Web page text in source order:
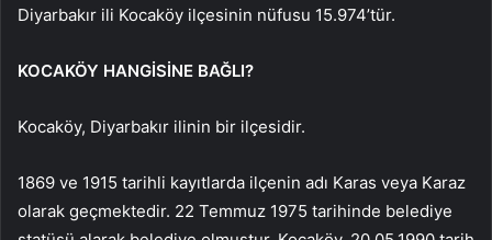
Diyarbakır ili Kocaköy ilçesinin nüfusu 15.974’tür.
KOCAKÖY HANGİSİNE BAĞLI?
Kocaköy, Diyarbakır ilinin bir ilçesidir.
1869 ve 1915 tarihli kayıtlarda ilçenin adı Karas veya Karaz
olarak geçmektedir. 22 Temmuz 1975 tarihinde belediye